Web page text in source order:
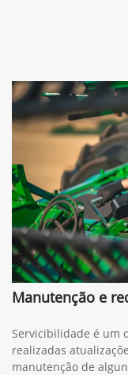
Manutenção e
Servicibilidade é um
realizadas
manutenção de